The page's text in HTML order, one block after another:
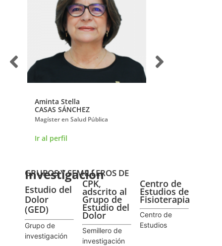
Aminta Stella
CASAS SÁNCHEZ
Magíster en Salud Pública
Ir al perfil
GRUPOS Y SEMILLEROS DE
Investigación
Estudio del
Dolor
(GED)
Grupo de
investigación
CPK,
adscrito al
Grupo de
Estudio del
Dolor
Semillero de
investigación
Centro de
Estudios de
Fisioterapia
Centro de
Estudios